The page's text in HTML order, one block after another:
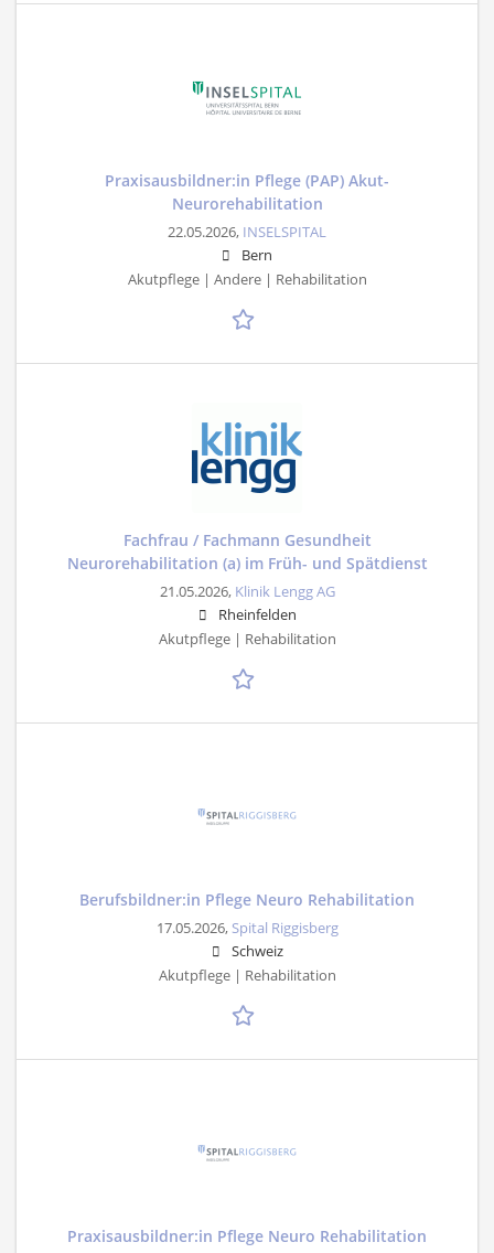
Praxisausbildner:in Pflege (PAP) Akut-
Neurorehabilitation
22.05.2026, INSELSPITAL
Bern
Akutpflege | Andere | Rehabilitation
Fachfrau / Fachmann Gesundheit
Neurorehabilitation (a) im Früh- und Spätdienst
21.05.2026, Klinik Lengg AG
Rheinfelden
Akutpflege | Rehabilitation
Berufsbildner:in Pflege Neuro Rehabilitation
17.05.2026, Spital Riggisberg
Schweiz
Akutpflege | Rehabilitation
Praxisausbildner:in Pflege Neuro Rehabilitation